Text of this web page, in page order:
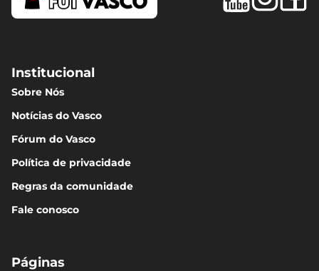
Institucional
Sobre Nós
Notícias do Vasco
Fórum do Vasco
Política de privacidade
Regras da comunidade
Fale conosco
Páginas